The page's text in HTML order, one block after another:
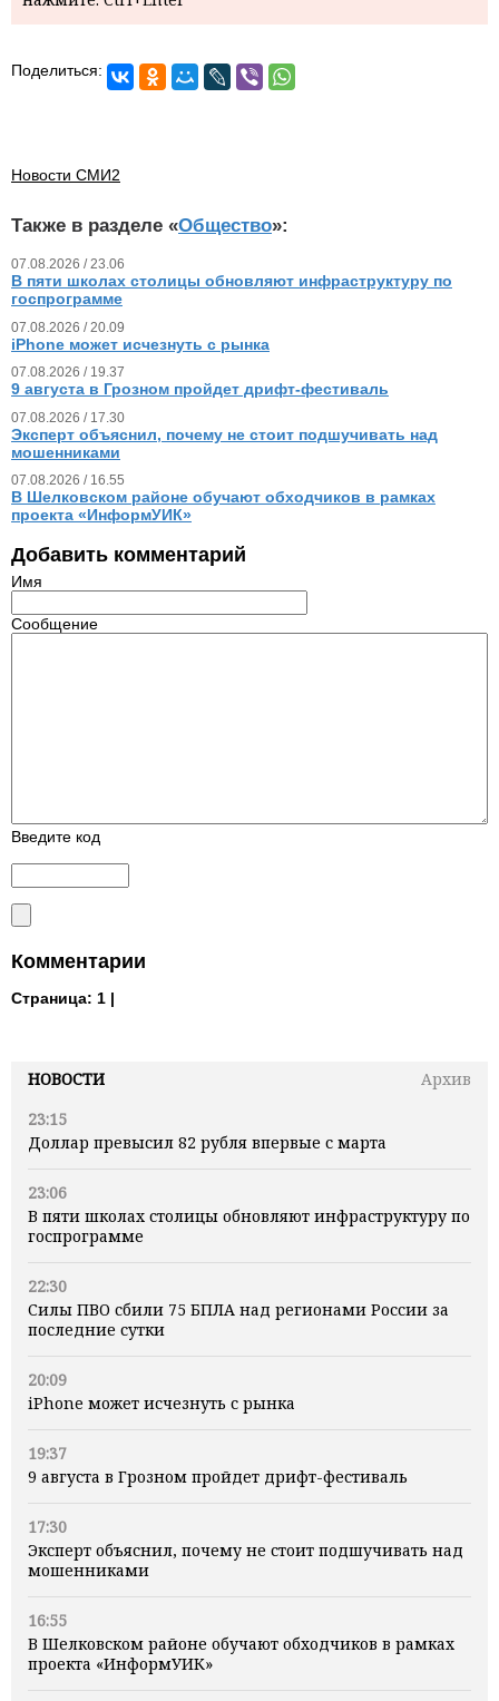
НОВОСТИ
Архив
23:15
Доллар превысил 82 рубля впервые с марта
23:06
В пяти школах столицы обновляют инфраструктуру по
госпрограмме
22:30
Силы ПВО сбили 75 БПЛА над регионами России за
последние сутки
20:09
iPhone может исчезнуть с рынка
19:37
9 августа в Грозном пройдет дрифт-фестиваль
17:30
Эксперт объяснил, почему не стоит подшучивать над
мошенниками
16:55
В Шелковском районе обучают обходчиков в рамках
проекта «ИнформУИК»
Поделиться:
Новости СМИ2
Также в разделе «Общество»:
07.08.2026 / 23.06
В пяти школах столицы обновляют инфраструктуру по
госпрограмме
07.08.2026 / 20.09
iPhone может исчезнуть с рынка
07.08.2026 / 19.37
9 августа в Грозном пройдет дрифт-фестиваль
07.08.2026 / 17.30
Эксперт объяснил, почему не стоит подшучивать над
мошенниками
07.08.2026 / 16.55
В Шелковском районе обучают обходчиков в рамках
проекта «ИнформУИК»
Добавить комментарий
Имя
Сообщение
Введите код
Комментарии
Страница: 1 |